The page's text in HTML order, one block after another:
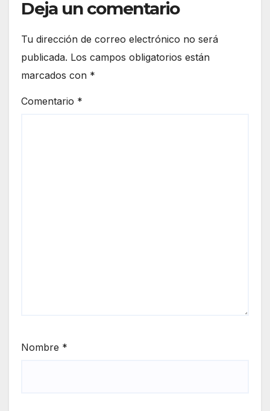
Deja un comentario
Tu dirección de correo electrónico no será
publicada. Los campos obligatorios están
marcados con *
Comentario *
Nombre *